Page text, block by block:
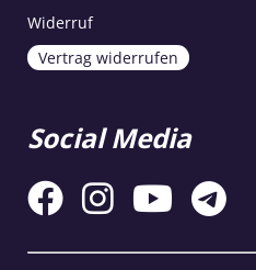
Widerruf
Vertrag widerrufen
Social Media